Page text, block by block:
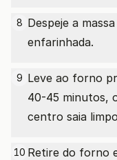
8 Despeje a
enfarinhada.
9 Leve ao forno
40-45 minutos,
centro saia
10 Retire do forno